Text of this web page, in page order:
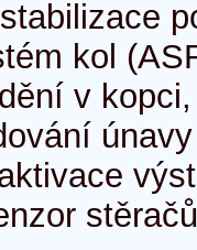
kol
v